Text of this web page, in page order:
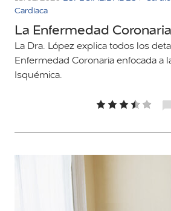
Cardíaca
La Enfermedad Coronaria
La Dra. López explica todos los
Enfermedad Coronaria enfocada a
Isquémica.